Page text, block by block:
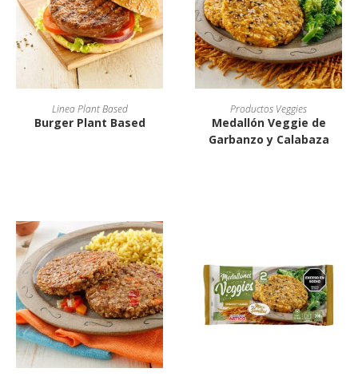
Linea Plant Based
Burger Plant Based
Productos Veggies
Medallón Veggie de
Garbanzo y Calabaza